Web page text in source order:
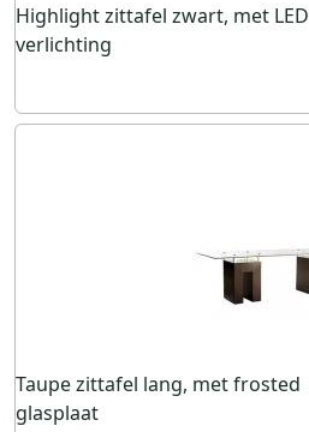
Highlight zittafel zwart, met LED
verlichting
Taupe zittafel lang, met frosted
glasplaat